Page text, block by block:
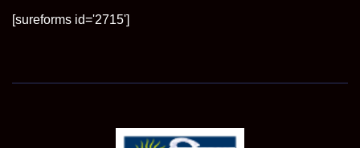
[sureforms id='2715']